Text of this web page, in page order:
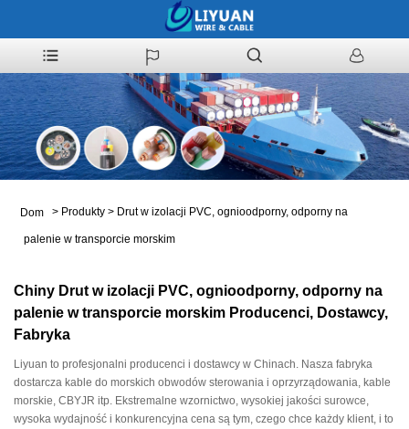
Dom > Produkty > Drut w izolacji PVC, ognioodporny, odporny na
palenie w transporcie morskim
Chiny Drut w izolacji PVC, ognioodporny, odporny na
palenie w transporcie morskim Producenci, Dostawcy,
Fabryka
Liyuan to profesjonalni producenci i dostawcy w Chinach. Nasza fabryka
dostarcza kable do morskich obwodów sterowania i oprzyrządowania, kable
morskie, CBYJR itp. Ekstremalne wzornictwo, wysokiej jakości surowce,
wysoka wydajność i konkurencyjna cena są tym, czego chce każdy klient, i to